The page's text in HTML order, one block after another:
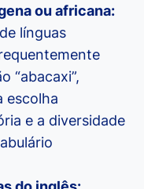
ou africana:
línguas
“abacaxi”,
escolha
e a diversidade